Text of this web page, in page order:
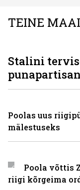
TEINE
Stalini
Poolas uus
mälestuseks
Poola võttis
riigi kõrgeima